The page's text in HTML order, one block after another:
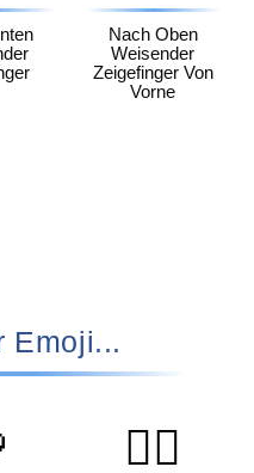
Nach Oben
Weisender
Zeigefinger Von
Vorne
Emoji...
🏌️‍♀️